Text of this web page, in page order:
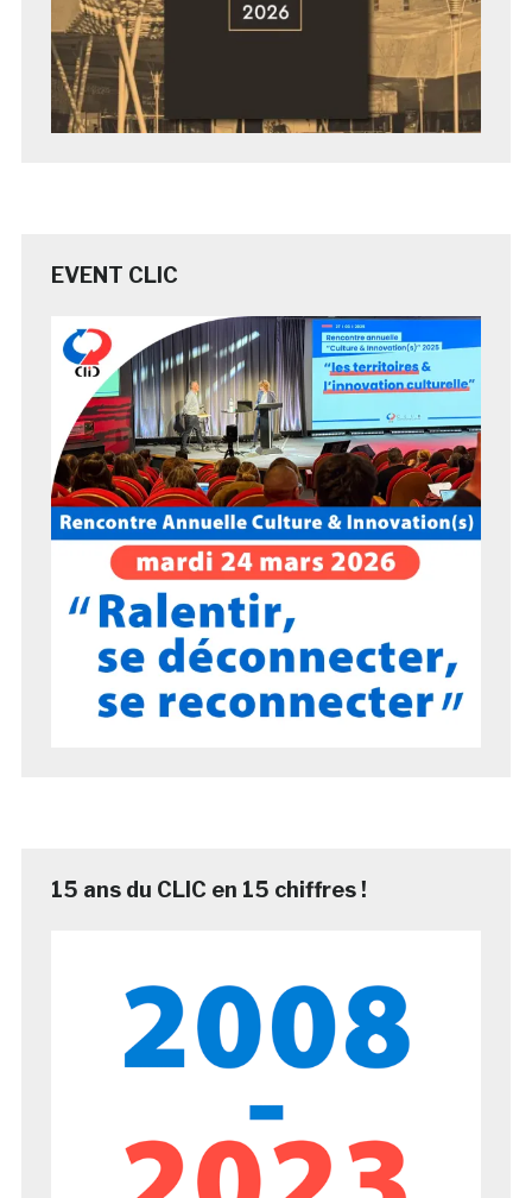
EVENT CLIC
15 ans du CLIC en 15 chiffres !